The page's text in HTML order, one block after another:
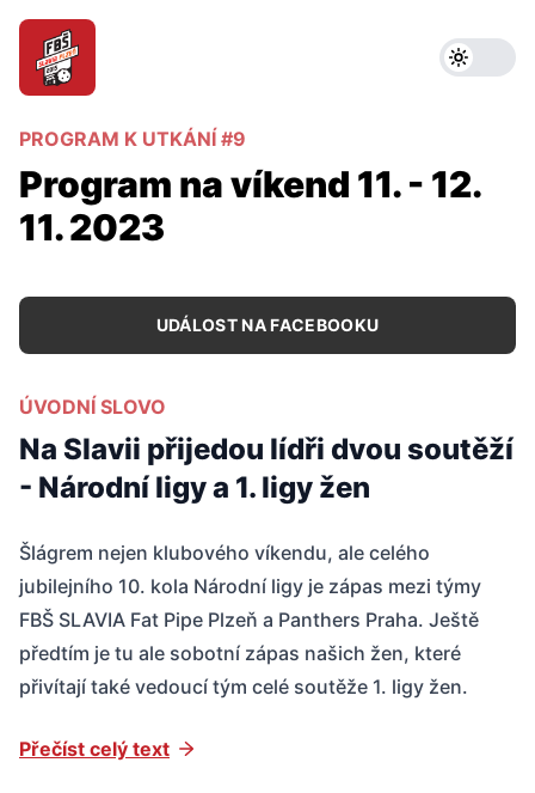
PROGRAM K UTKÁNÍ #9
Program na víkend 11. - 12.
11. 2023
UDÁLOST NA FACEBOOKU
ÚVODNÍ SLOVO
Na Slavii přijedou lídři dvou soutěží
- Národní ligy a 1. ligy žen
Šlágrem nejen klubového víkendu, ale celého
jubilejního 10. kola Národní ligy je zápas mezi týmy
FBŠ SLAVIA Fat Pipe Plzeň a Panthers Praha. Ještě
předtím je tu ale sobotní zápas našich žen, které
přivítají také vedoucí tým celé soutěže 1. ligy žen.
Přečíst celý text